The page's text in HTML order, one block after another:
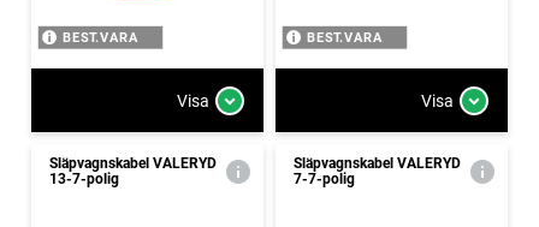
BEST.VARA
Visa
BEST.VARA
Visa
Släpvagnskabel VALERYD
13-7-polig
Släpvagnskabel VALERYD
7-7-polig